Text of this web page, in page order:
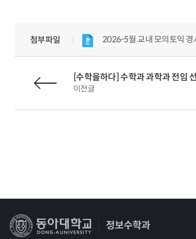
첨부파일 2026-5월 교내 모의토익
이전글
[수학을하다] 수학과 과학과 전임
정보수학과